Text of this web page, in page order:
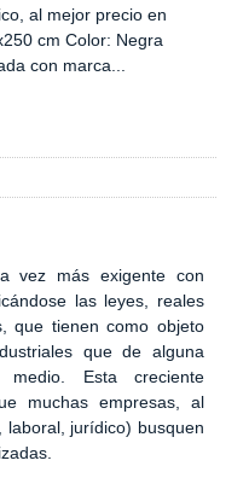
al mejor precio en
cm Color: Negra
con marca...
vez más exigente con
las leyes, reales
que tienen como objeto
que de alguna
Esta creciente
muchas empresas, al
jurídico) busquen